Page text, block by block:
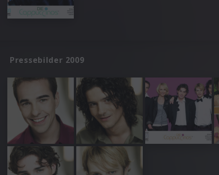
Pressebilder 2009